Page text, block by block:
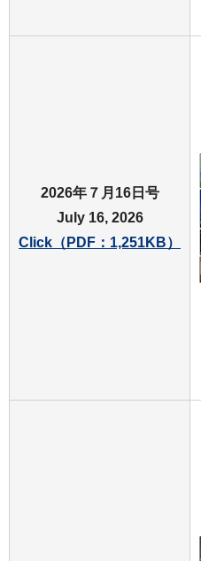
2026年７月16日号
July 16, 2026
Click（PDF：1,251KB）